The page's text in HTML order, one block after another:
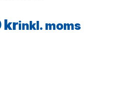
krinkl. moms